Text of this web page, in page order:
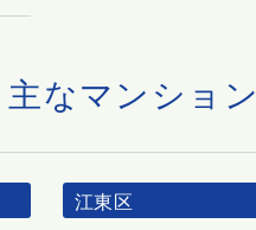
主なマンショ
江東区